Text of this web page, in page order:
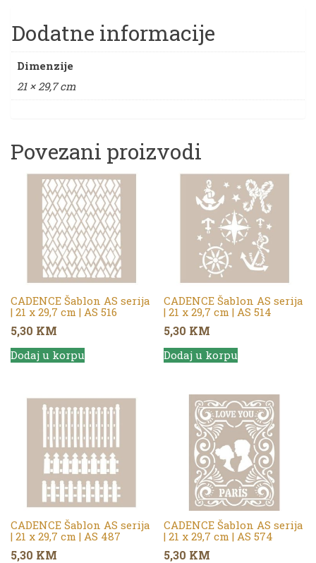
532
količina
Dodatne informacije
Dimenzije
21 × 29,7 cm
Povezani proizvodi
CADENCE Šablon AS serija
| 21 x 29,7 cm | AS 516
5,30 KM
Dodaj u korpu
CADENCE Šablon AS serija
| 21 x 29,7 cm | AS 514
5,30 KM
Dodaj u korpu
CADENCE Šablon AS serija
| 21 x 29,7 cm | AS 487
5,30 KM
CADENCE Šablon AS serija
| 21 x 29,7 cm | AS 574
5,30 KM